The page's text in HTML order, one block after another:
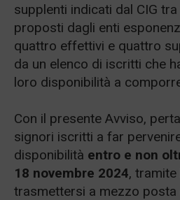
supplenti indicati dal CIG
proposti dagli enti
quattro effettivi e quattro
da un elenco di iscritti che
loro disponibilità a
Con il presente Avviso,
signori iscritti a far
disponibilità entro e non
18 novembre 2024, tramite
trasmettersi a mezzo posta